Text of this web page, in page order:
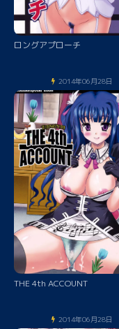
ロングアプローチ
2014年06月28日
THE 4th ACCOUNT
2014年06月28日